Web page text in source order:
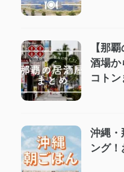
【那
酒場か
コトン
沖縄・
ング